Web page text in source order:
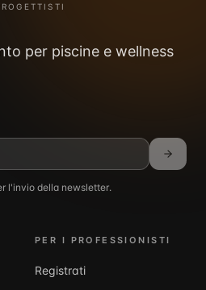
per piscine e wellness
l'invio della newsletter.
PER I PROFESSIONISTI
Registrati